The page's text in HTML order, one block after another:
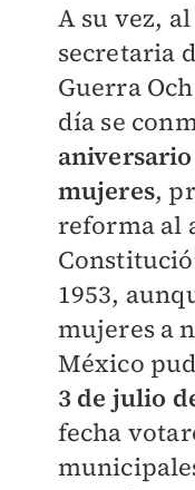
A su vez,
secretaria
Guerra
día se
mujeres,
reforma al
1953,
mujeres a
México
3 de julio
fecha